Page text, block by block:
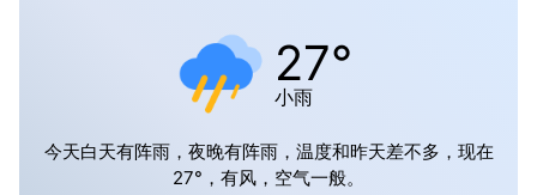
27°
小雨
今天白天有阵雨，夜晚有阵雨，温度和昨天差不多，现在
27°，有风，空气一般。